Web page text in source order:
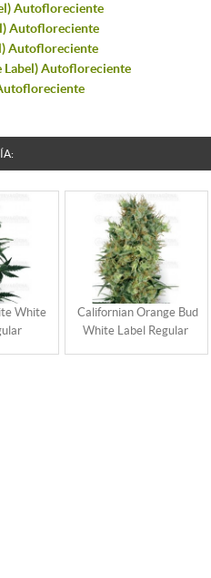
Autofloreciente
Autofloreciente
Autofloreciente
Autofloreciente
White
Californian Orange Bud
White Label Regular